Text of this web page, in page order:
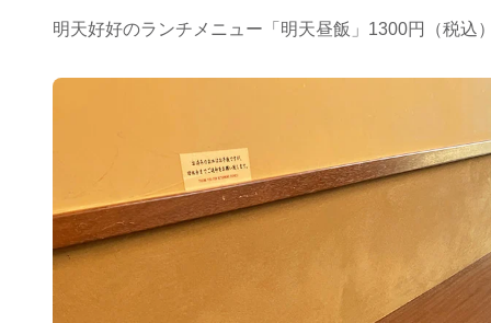
明天好好のランチメニュー「明天昼飯」1300円（税込